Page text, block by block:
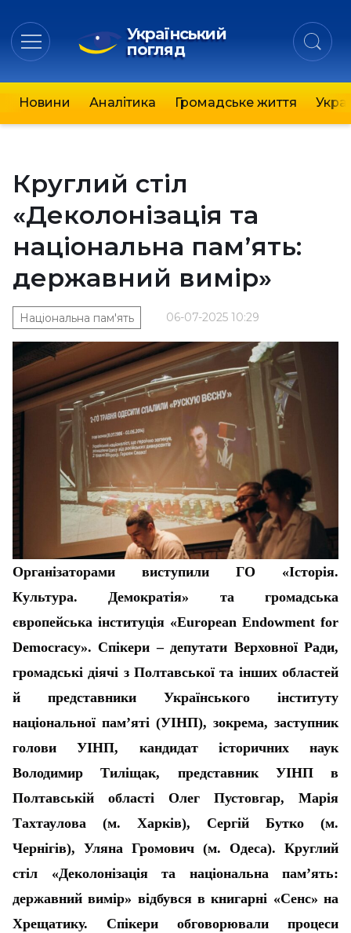
Український
погляд
Новини Аналітика Громадське життя
Круглий стіл
«Деколонізація та
національна памʼять:
державний вимір»
06-07-2025 10:29
Національна пам'ять
Організаторами виступили ГО «Історія.
Культура. Демократія» та громадська
європейська інституція «European Endowment for
Democracy». Спікери – депутати Верховної Ради,
громадські діячі з Полтавської та інших областей
й представники Українського інституту
національної памʼяті (УІНП), зокрема, заступник
голови УІНП, кандидат історичних наук
Володимир Тиліщак, представник УІНП в
Полтавській області Олег Пустовгар, Марія
Тахтаулова (м. Харків), Сергій Бутко (м.
Чернігів), Уляна Громович (м. Одеса). Круглий
стіл «Деколонізація та національна памʼять:
державний вимір» відбувся в книгарні «Сенс» на
Хрещатику. Спікери обговорювали процеси